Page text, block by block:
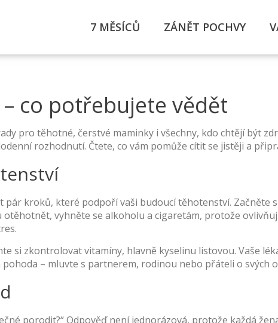
7 MĚSÍCŮ ZÁNĚT POCHVY
co potřebujete vědět
pro těhotné, čerstvé maminky i všechny, kdo chtějí být
rozhodnutí. Čtete, co vám pomůže cítit se jistěji a
kroků, které podpoří vaši budoucí těhotenství. Začněte
vyhněte se alkoholu a cigaretám, protože
si zkontrolovat vitamíny, hlavně kyselinu listovou. Vaše
– mluvte s partnerem, rodinou nebo přáteli o svých
porodit?“ Odpověď není jednorázová, protože každá